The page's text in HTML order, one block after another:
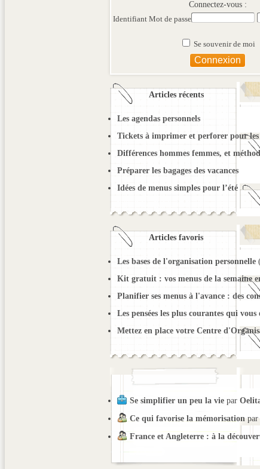
Connectez-vous :
Identifiant Mot de passe
Se souvenir de moi
Articles récents
Les agendas personnels
Tickets à imprimer et perforer pour les
Différences hommes femmes, et
Préparer les bagages des vacances
Idées de menus simples pour l’été
Articles favoris
Les bases de l'organisation personnelle
Kit gratuit : vos menus de la semaine
Planifier ses menus à l'avance : des
Les pensées les plus courantes qui
Mettez en place votre Centre
Se simplifier un peu la viepar
Ce qui favorise la mémorisationpar
France et Angleterre : à la